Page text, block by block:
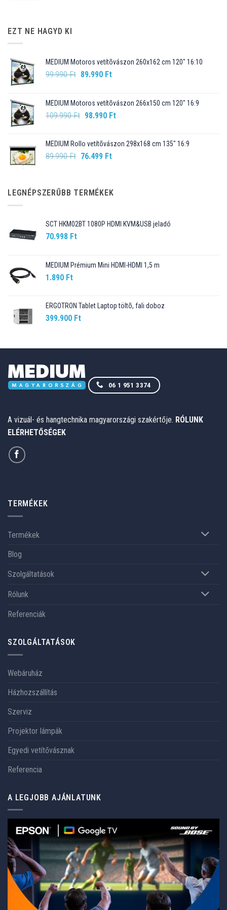
EZT NE HAGYD KI
MEDIUM Motoros vetítõvászon 260x162 cm 120" 16:10
99.990Ft Original
99.990 Ft.
89.990 FtCurrent
89.990 Ft.
MEDIUM Motoros vetítõvászon 266x150 cm 120" 16:9
109.990Ft Original
109.990 Ft.
98.990 FtCurrent
98.990 Ft.
MEDIUM Rollo vetítõvászon 298x168 cm 135" 16:9
89.990Ft Original
89.990 Ft.
76.499 FtCurrent
76.499 Ft.
LEGNÉPSZERŰBB TERMÉKEK
SCT HKM02BT 1080P HDMI KVM&USB jeladó
70.998 Ft
MEDIUM Prémium Mini HDMI-HDMI 1,5 m
1.890 Ft
ERGOTRON Tablet Laptop töltõ, fali doboz
399.900 Ft
06 1 951 3374
A vizuál- és hangtechnika magyarországi szakértője. RÓLUNK
ELÉRHETŐSÉGEK
TERMÉKEK
Termékek
Blog
Szolgáltatások
Rólunk
Referenciák
SZOLGÁLTATÁSOK
Webáruház
Házhozszállítás
Szerviz
Projektor lámpák
Egyedi vetítővásznak
Referencia
A LEGJOBB AJÁNLATUNK